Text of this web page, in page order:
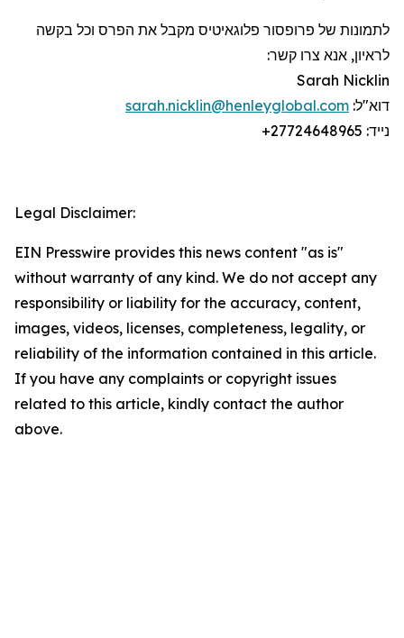
לתמונות של פרופסור פלוגאיטיס מקבל את הפרס וכל בקשה
לראיון, אנא צרו קשר:
Sarah Nicklin
דוא"ל: sarah.nicklin@henleyglobal.com
נייד: +27724648965
Legal Disclaimer:
EIN Presswire provides this news content "as is"
without warranty of any kind. We do not accept any
responsibility or liability for the accuracy, content,
images, videos, licenses, completeness, legality, or
reliability of the information contained in this article.
If you have any complaints or copyright issues
related to this article, kindly contact the author
above.